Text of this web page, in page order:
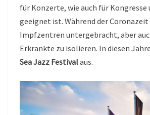
für Konzerte, wie auch für Kongresse
geeignet ist. Während der Coronazeit
Impfzentren untergebracht, aber
Erkrankte zu isolieren. In diesen
Sea Jazz Festivalaus.